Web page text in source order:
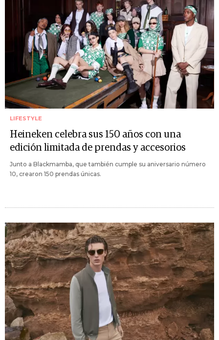
LIFESTYLE
Heineken celebra sus 150 años con una
edición limitada de prendas y accesorios
Junto a Blackmamba, que también cumple su aniversario número
10, crearon 150 prendas únicas.